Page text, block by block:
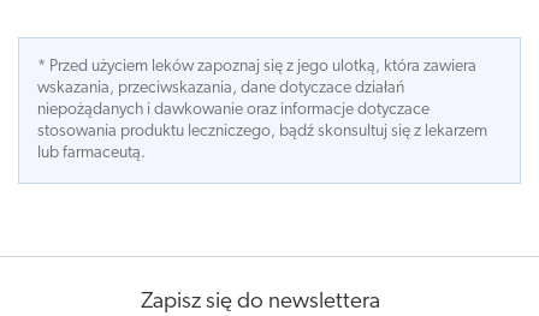
* Przed użyciem leków zapoznaj się z jego ulotką, która zawiera
wskazania, przeciwskazania, dane dotyczace działań
niepożądanych i dawkowanie oraz informacje dotyczace
stosowania produktu leczniczego, bądź skonsultuj się z lekarzem
lub farmaceutą.
Zapisz się do newslettera